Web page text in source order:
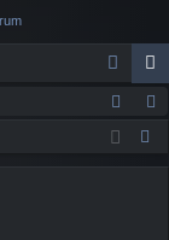
n
m
eg
ist